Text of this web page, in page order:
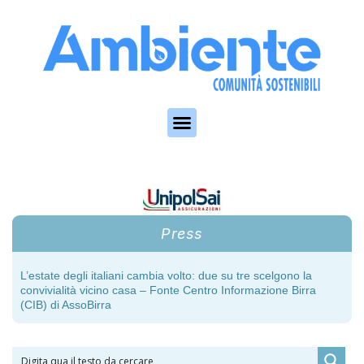
Press
L’estate degli italiani cambia volto: due su tre scelgono la
convivialità vicino casa – Fonte Centro Informazione Birra
(CIB) di AssoBirra
campani per ridurre le perdite, digitalizzare le reti e mettere in